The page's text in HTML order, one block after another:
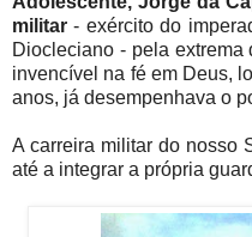
militar - exército do
Diocleciano - pela
invencível na fé em Deus,
anos, já desempenhava o
A carreira militar do nosso
até a integrar a própria